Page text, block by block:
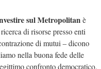
sul Metropolitanè
di risorse presso enti
di mutui – dicono
nella buona fede delle
confronto democratico.